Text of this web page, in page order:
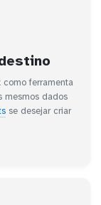
ferramenta
mesmos dados
se desejar criar